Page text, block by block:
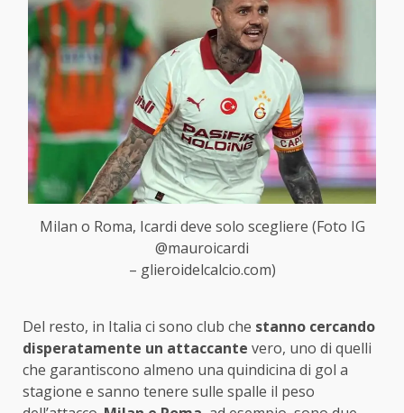
Milan o Roma, Icardi deve solo scegliere (Foto IG
@mauroicardi
– glieroidelcalcio.com)
Del resto, in Italia ci sono club che stanno cercando
disperatamente un attaccante vero, uno di quelli
che garantiscono almeno una quindicina di gol a
stagione e sanno tenere sulle spalle il peso